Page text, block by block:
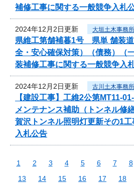
補修工事に関する一般競争入札
2024年12月2日更新 大垣土木事務所
県維工第舗補暮1号 県単 舗装
全・安心確保対策）（債務）
装補修工事に関する一般競争入
2024年12月2日更新 古川土木事務所
【建設工事】工維2公第
メンテナンス補助（トンネル修
賀沢トンネル照明灯更新その1
入札公告
1 2 3 4 5 6 7 8
13
14 15 16 17 18